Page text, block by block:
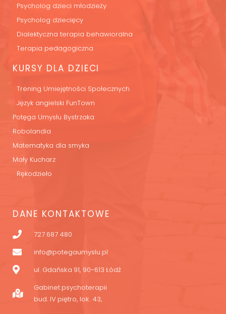
Psycholog dzieci młodzieży
Psycholog dziecięcy
Dialektyczna terapia behawioralna
Terapia pedagogiczna
KURSY DLA DZIECI
Trening Umiejętności Społecznych
Język angielski FunTown
Potęga Umysłu Bystrzaka
Robolandia
Matematyka dla smyka
Mały Kucharz
Rękodzieło
DANE KONTAKTOWE
727 687 480
info@potegaumyslu.pl
ul. Gdańska 91, 90-613 Łódź
Gabinet psychoterapii
bud. IV piętro, lok. 43,